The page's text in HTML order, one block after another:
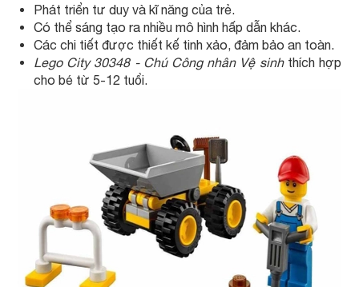
Phát triển tư duy và kĩ năng của trẻ.
Có thể sáng tạo ra nhiều mô hình hấp dẫn khác.
Các chi tiết được thiết kế tinh xảo, đảm bảo an toàn.
Lego City 30348 - Chú Công nhân Vệ sinhthích hợp
cho bé từ 5-12 tuổi.